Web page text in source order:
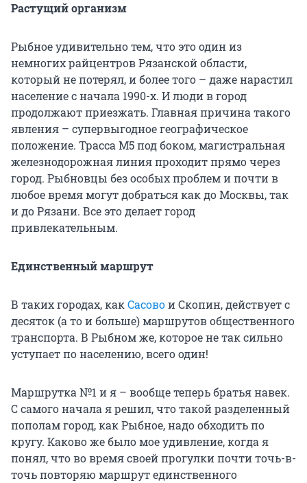
Растущий организм
Рыбное удивительно тем, что это один из
немногих райцентров Рязанской области,
который не потерял, и более того – даже нарастил
население с начала 1990-х. И люди в город
продолжают приезжать. Главная причина такого
явления – супервыгодное географическое
положение. Трасса М5 под боком, магистральная
железнодорожная линия проходит прямо через
город. Рыбновцы без особых проблем и почти в
любое время могут добраться как до Москвы, так
и до Рязани. Все это делает город
привлекательным.
Единственный маршрут
В таких городах, какСасовои Скопин, действует с
десяток (а то и больше) маршрутов общественного
транспорта. В Рыбном же, которое не так сильно
уступает по населению, всего один!
Маршрутка №1 и я – вообще теперь братья навек.
С самого начала я решил, что такой разделенный
пополам город, как Рыбное, надо обходить по
кругу. Каково же было мое удивление, когда я
понял, что во время своей прогулки почти точь-в-
точь повторяю маршрут единственного